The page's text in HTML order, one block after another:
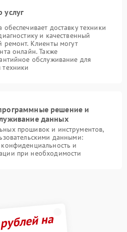
услуг
доставку техники
и качественный
ремонт. Клиенты могут
онлайн. Также
обслуживание для
решение и
данных
прошивок и инструментов,
данными:
и
при необходимости
на